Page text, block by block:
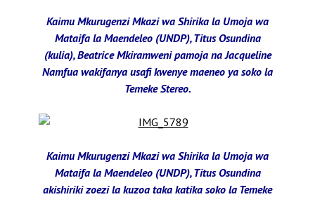
Kaimu Mkurugenzi Mkazi wa Shirika la Umoja wa
Mataifa la Maendeleo (UNDP), Titus Osundina
(kulia), Beatrice Mkiramweni pamoja na Jacqueline
Namfua wakifanya usafi kwenye maeneo ya soko la
Temeke Stereo.
Kaimu Mkurugenzi Mkazi wa Shirika la Umoja wa
Mataifa la Maendeleo (UNDP), Titus Osundina
akishiriki zoezi la kuzoa taka katika soko la Temeke